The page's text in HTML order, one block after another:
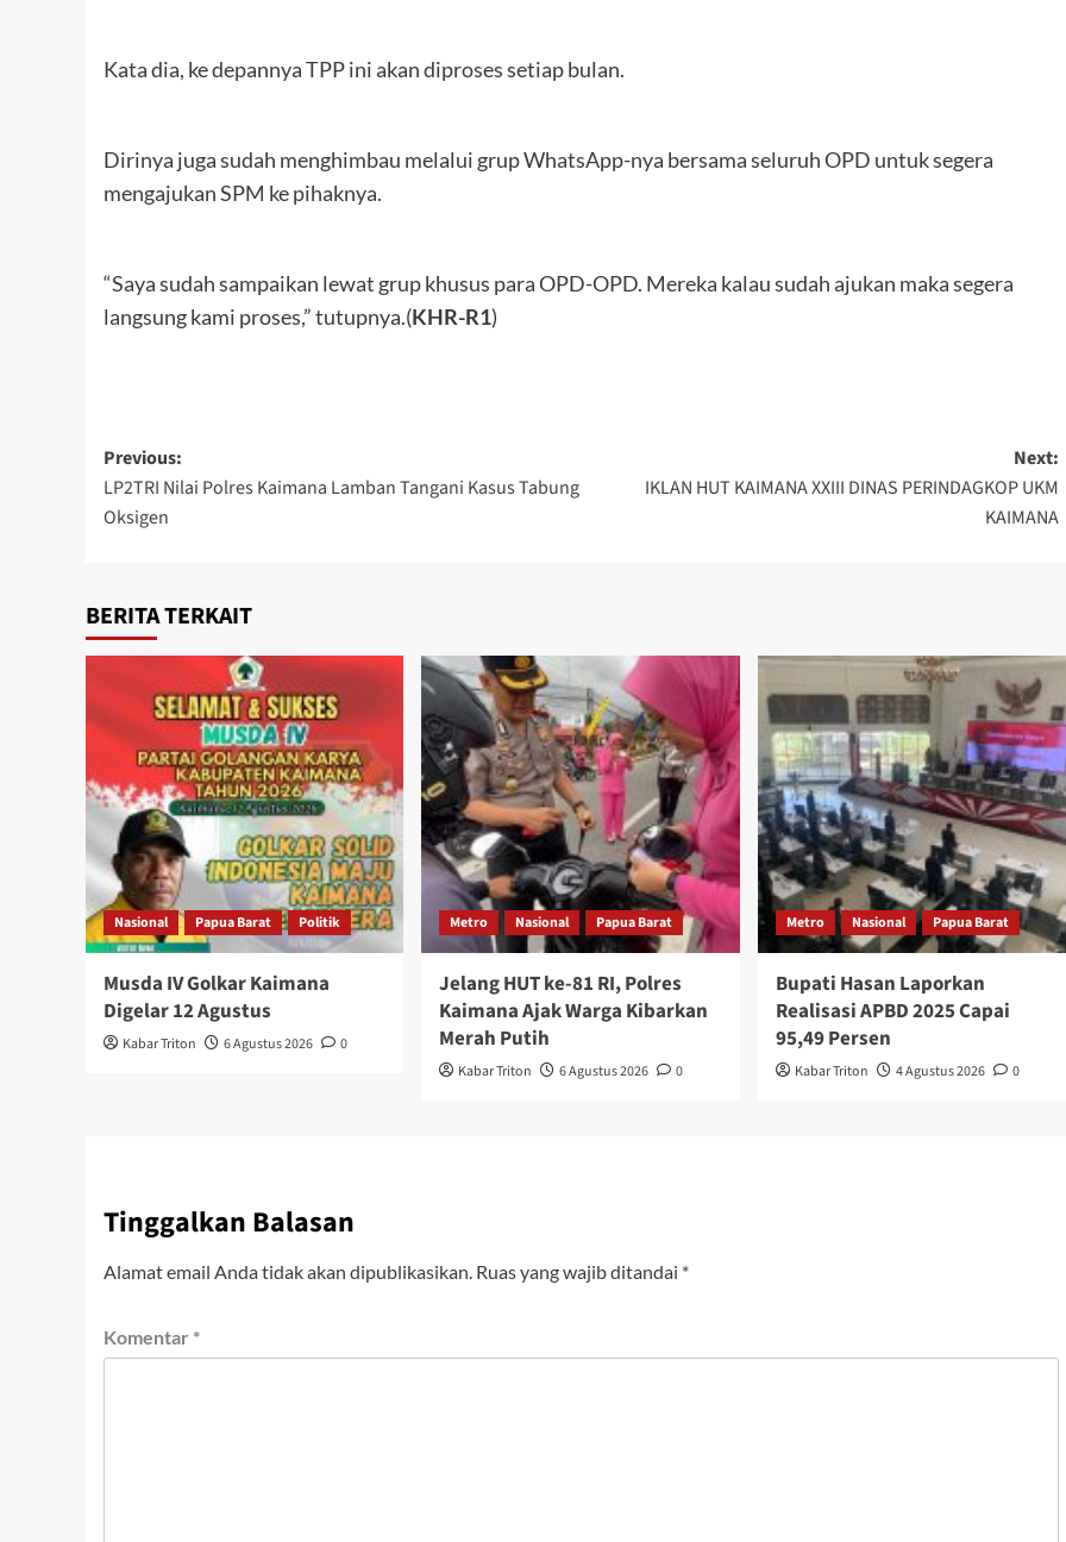
Kata dia, ke depannya TPP ini akan diproses setiap bulan.
Dirinya juga sudah menghimbau melalui grup WhatsApp-nya bersama seluruh OPD untuk segera
mengajukan SPM ke pihaknya.
“Saya sudah sampaikan lewat grup khusus para OPD-OPD. Mereka kalau sudah ajukan maka segera
langsung kami proses,” tutupnya.(KHR-R1)
Post
navigation
Previous:
LP2TRI Nilai Polres Kaimana Lamban Tangani Kasus Tabung
Oksigen
Next:
IKLAN HUT KAIMANA XXIII DINAS PERINDAGKOP UKM
KAIMANA
BERITA TERKAIT
Nasional Papua Barat Politik
Musda IV Golkar Kaimana
Digelar 12 Agustus
Kabar Triton 6 Agustus 2026 0
Metro Nasional Papua Barat
Jelang HUT ke-81 RI, Polres
Kaimana Ajak Warga Kibarkan
Merah Putih
Kabar Triton 6 Agustus 2026 0
Metro Nasional Papua Barat
Bupati Hasan Laporkan
Realisasi APBD 2025 Capai
95,49 Persen
Kabar Triton 4 Agustus 2026 0
Tinggalkan Balasan
Alamat email Anda tidak akan dipublikasikan. Ruas yang wajib ditandai *
Komentar *